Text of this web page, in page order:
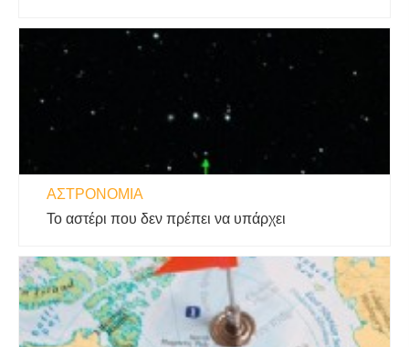
ΑΣΤΡΟΝΟΜΊΑ
Το αστέρι που δεν πρέπει να υπάρχει